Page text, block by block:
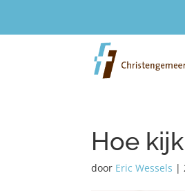
Hoe
door Eric Wessels |